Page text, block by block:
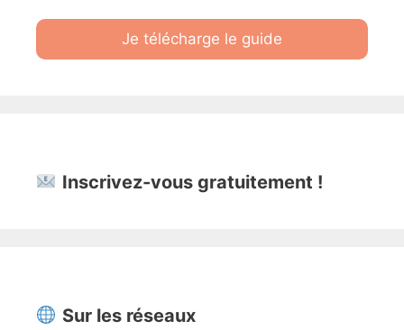
Je télécharge le guide
Inscrivez-vous gratuitement !
Sur les réseaux